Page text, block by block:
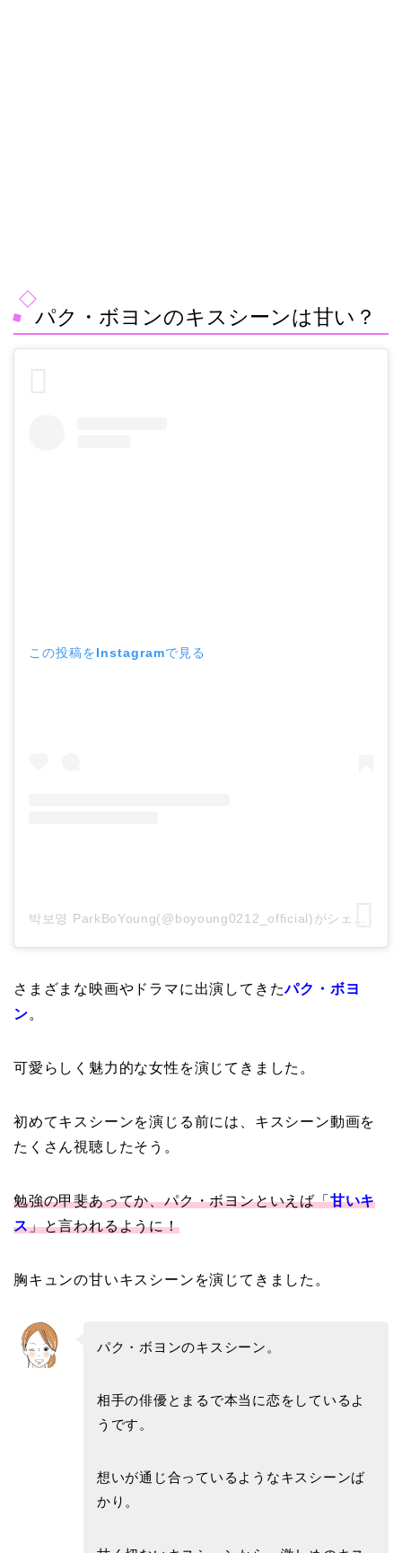
パク・ボヨンのキスシーンは甘い？
この投稿をInstagramで見る
さまざまな映画やドラマに出演してきたパク・ボヨ
ン。
可愛らしく魅力的な女性を演じてきました。
初めてキスシーンを演じる前には、キスシーン動画を
たくさん視聴したそう。
勉強の甲斐あってか、パク・ボヨンといえば「甘いキ
ス」と言われるように！
胸キュンの甘いキスシーンを演じてきました。
パク・ボヨンのキスシーン。
相手の俳優とまるで本当に恋をしているよ
うです。
想いが通じ合っているようなキスシーンば
かり。